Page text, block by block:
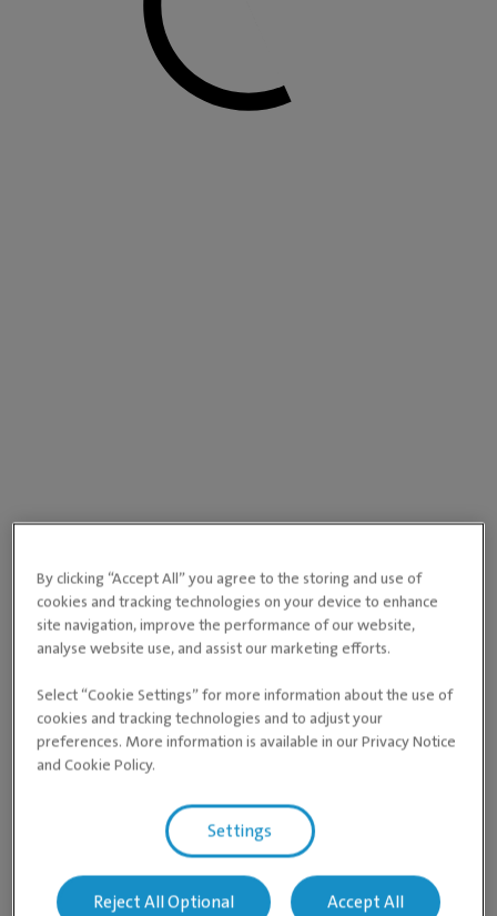
By clicking “Accept All” you agree to the storing and use of
cookies and tracking technologies on your device to enhance
site navigation, improve the performance of our website,
analyse website use, and assist our marketing efforts.
Select “Cookie Settings” for more information about the use of
cookies and tracking technologies and to adjust your
preferences. More information is available in our Privacy Notice
and Cookie Policy.
Settings
Reject All Optional Accept All